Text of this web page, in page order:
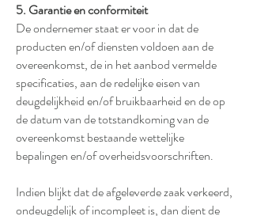
5. Garantie en conformiteit
De ondernemer staat er voor in dat de
producten en/of diensten voldoen aan de
overeenkomst, de in het aanbod vermelde
specificaties, aan de redelijke eisen van
deugdelijkheid en/of bruikbaarheid en de op
de datum van de totstandkoming van de
overeenkomst bestaande wettelijke
bepalingen en/of overheidsvoorschriften.
Indien blijkt dat de afgeleverde zaak verkeerd,
ondeugdelijk of incompleet is, dan dient de